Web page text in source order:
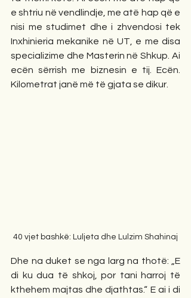
e shtriu në vendlindje, me atë hap që e
nisi me studimet dhe i zhvendosi tek
Inxhinieria mekanike në UT, e me disa
specializime dhe Masterin në Shkup. Ai
ecën sërrish me biznesin e tij. Ecën.
Kilometrat janë më të gjata se dikur.
40 vjet bashkë: Luljeta dhe Lulzim Shahinaj
Dhe na duket se nga larg na thotë: „E
di ku dua të shkoj, por tani harroj të
kthehem majtas dhe djathtas.“ E ai i di